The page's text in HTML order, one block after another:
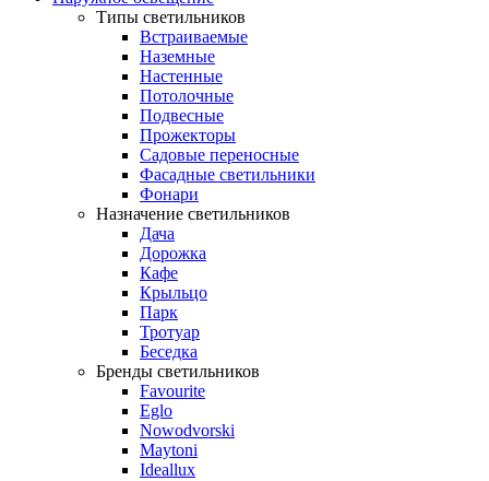
Типы светильников
Встраиваемые
Наземные
Настенные
Потолочные
Подвесные
Прожекторы
Садовые переносные
Фасадные светильники
Фонари
Назначение светильников
Дача
Дорожка
Кафе
Крыльцо
Парк
Тротуар
Беседка
Бренды светильников
Favourite
Eglo
Nowodvorski
Maytoni
Ideallux